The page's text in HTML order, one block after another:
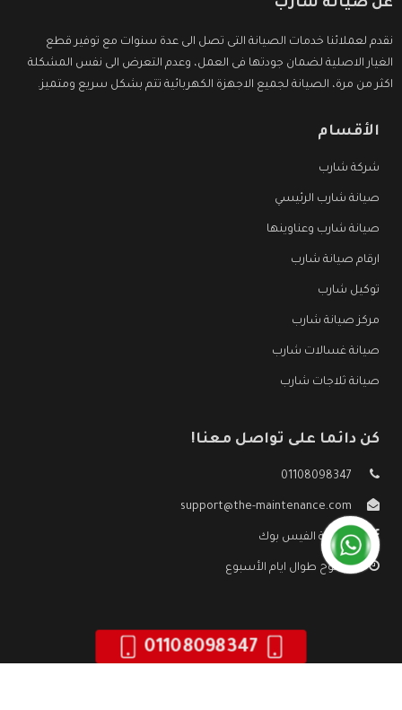
عن صيانة شارب
نقدم لعملائنا خدمات الصيانة التى تصل الى عدة سنوات مع توفير قطع
الغيار الاصلية لضمان جودتها فى العمل، وعدم التعرض الى نفس المشكلة
اكثر من مرة، الصيانة لجميع الاجهزة الكهربائية تتم بشكل سريع ومتميز.
الأقسام
شركة شارب
صيانة شارب الرئيسي
صيانة شارب وعناوينها
ارقام صيانة شارب
توكيل شارب
مركز صيانة شارب
صيانة غسالات شارب
صيانة ثلاجات شارب
كن دائما على تواصل معنا!
01108098347
support@the-maintenance.com
صفحة الفيس بوك
مفتوح طوال ايام الأسبوع
01108098347